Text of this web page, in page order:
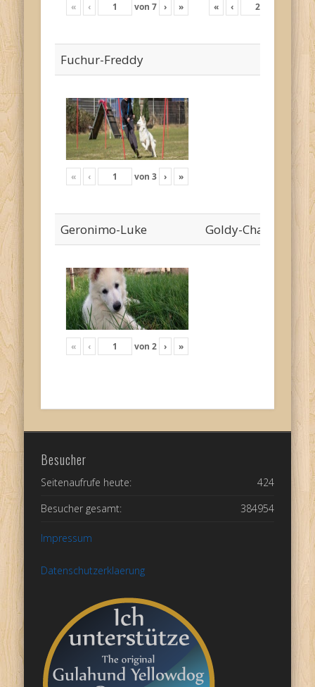
« ‹ von7 › » « ‹
Fuchur-Freddy
« ‹ von3 › »
Geronimo-Luke Goldy-Cha`risa
« ‹ von2 › »
Besucher
424
Seitenaufrufe heute:
384954
Besucher gesamt:
Impressum
Datenschutzerklaerung